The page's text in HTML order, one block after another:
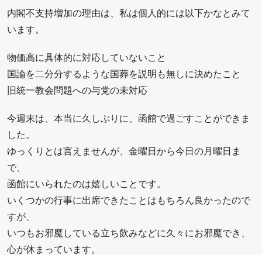
内閣不支持増加の理由は、私は個人的には以下かなとみて
います。
物価高に具体的に対応していないこと
国論を二分分するような国葬を説明も無しに決めたこと
旧統一教会問題への与党の未対応
今週末は、本当に久しぶりに、函館で過ごすことができま
した。
ゆっくりとは言えませんが、金曜日から今日の月曜日ま
で、
函館にいられたのは嬉しいことです。
いくつかの行事に出席できたことはもちろん良かったので
すが、
いつもお邪魔している立ち飲みなどに久々にお邪魔でき、
心が休まっています。